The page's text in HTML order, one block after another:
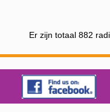
Er zijn totaal 882